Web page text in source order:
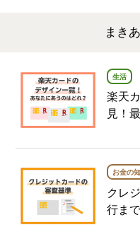
まき
生活
楽天
見！
お金の
クレ
行ま